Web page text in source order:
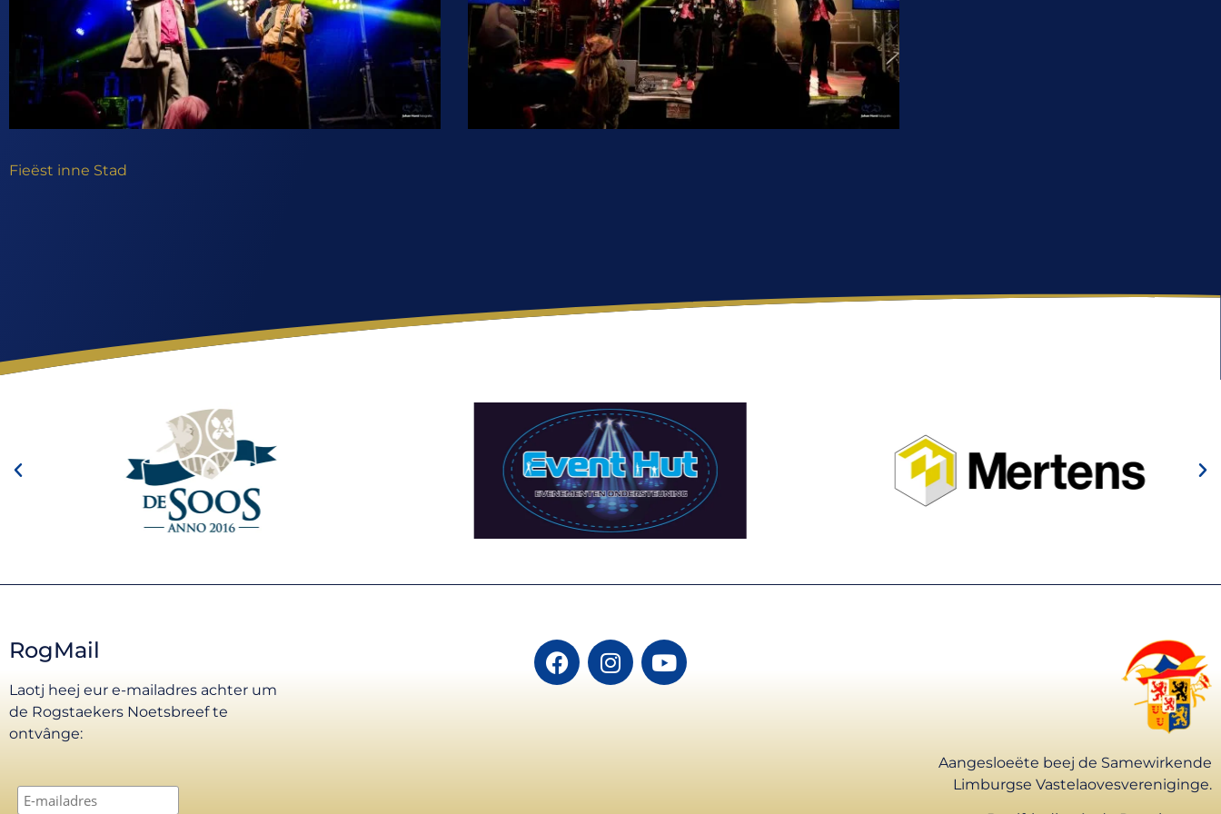
Fieëst inne Stad
RogMail
Laotj heej eur e-mailadres achter um
de Rogstaekers Noetsbreef te
ontvânge:
Aangesloeëte beej de Samewirkende
Limburgse Vastelaovesvereniginge.